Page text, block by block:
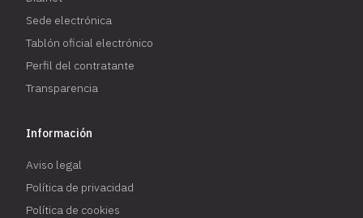
Sede electrónica
Tablón oficial electrónico
Perfil del contratante
Transparencia
Información
Aviso legal
Política de privacidad
Política de cookies